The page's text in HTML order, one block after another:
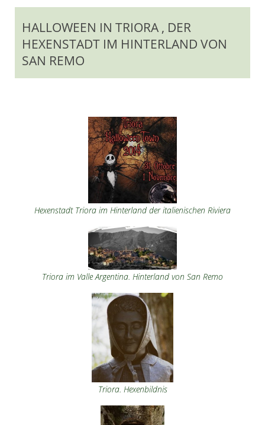
HALLOWEEN IN TRIORA , DER
HEXENSTADT IM HINTERLAND VON
SAN REMO
Hexenstadt Triora im Hinterland der italienischen Riviera
Triora im Valle Argentina. Hinterland von San Remo
Triora. Hexenbildnis